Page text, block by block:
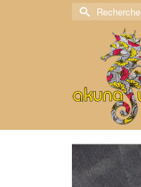
Rechercher :